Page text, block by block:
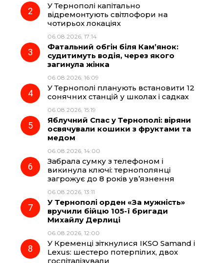
o
k
r
a
m
A
У Тернополі капітально
відремонтують світлофори на
чотирьох локаціях
06.08.2026, 17:14
Фатальний обгін біля Кам’янок:
судитимуть водія, через якого
загинула жінка
06.08.2026, 16:09
У Тернополі планують встановити 12
сонячних станцій у школах і садках
06.08.2026, 15:19
Яблучний Спас у Тернополі: віряни
освячували кошики з фруктами та
медом
06.08.2026, 14:00
Забрала сумку з телефоном і
викинула ключі: тернополянці
загрожує до 8 років ув’язнення
06.08.2026, 13:11
У Тернополі орден «За мужність»
вручили бійцю 105-ї бригади
Михайлу Дерлиці
06.08.2026, 12:00
У Кременці зіткнулися IKSO Samand і
Lexus: шестеро потерпілих, двох
госпіталізували